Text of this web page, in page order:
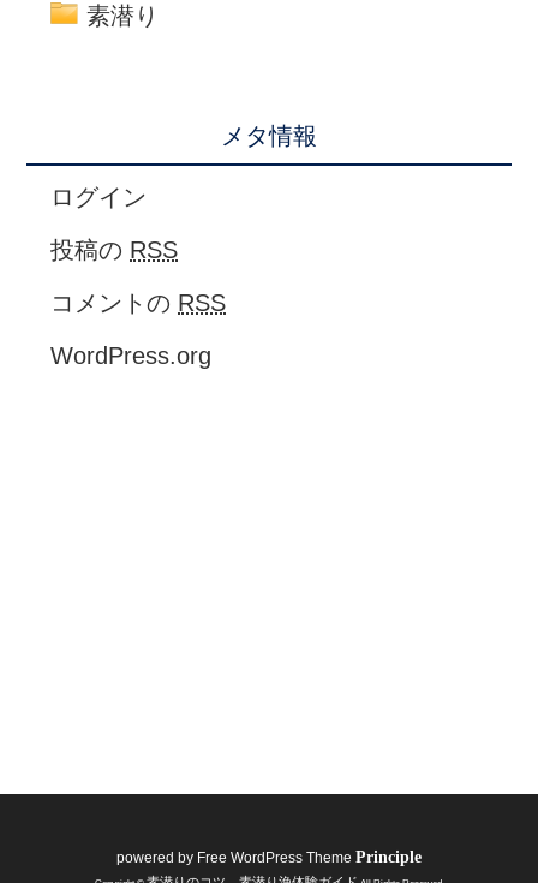
素潜り
メタ情報
ログイン
投稿の RSS
コメントの RSS
WordPress.org
powered by Free WordPress Theme Principle